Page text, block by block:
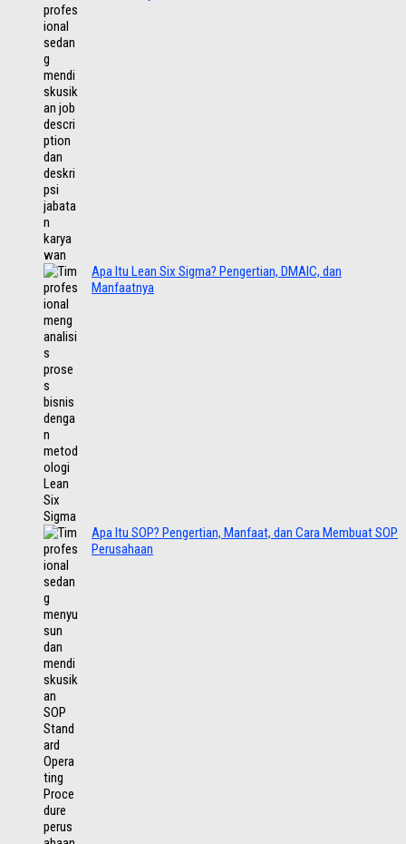
Apa Itu Lean Six Sigma? Pengertian, DMAIC, dan
Manfaatnya
Apa Itu SOP? Pengertian, Manfaat, dan Cara Membuat SOP
Perusahaan